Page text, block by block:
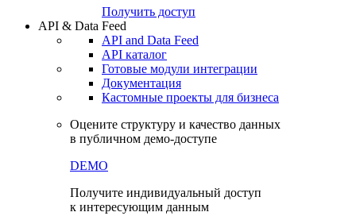
Получить доступ
API & Data Feed
API and Data Feed
API каталог
Готовые модули интеграции
Документация
Кастомные проекты для бизнеса
Оцените структуру и качество данных
в публичном демо-доступе
DEMO
Получите индивидуальный доступ
к интересующим данным